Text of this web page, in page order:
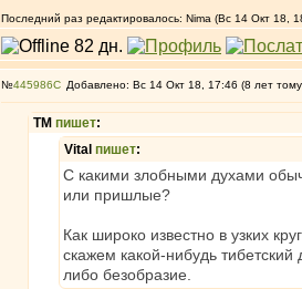
Последний раз редактировалось: Nima (Вс 14 Окт 18,
№445986 Добавлено: Вс 14 Окт 18, 17:46 (8 лет
ТМ пишет:
Vital пишет:
С какими злобными духами
или пришлые?
Как широко известно в узких
скажем какой-нибудь
либо безобразие.